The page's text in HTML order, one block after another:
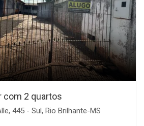
com 2 quartos
445 - Sul, Rio Brilhante-MS